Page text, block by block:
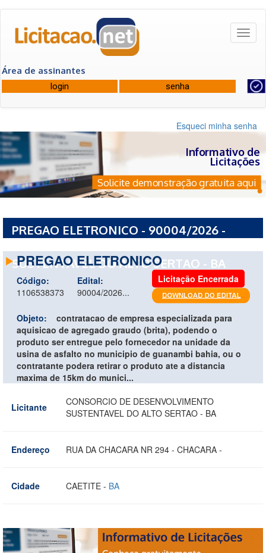
Área de assinantes
Esqueci minha senha
Informativo de
Licitações
Solicite demonstração gratuita aqui
PREGAO ELETRONICO - 90004/2026 -
SUSTENTAVEL DO ALTO SERTAO - BA
PREGAO ELETRONICO
Código:
1106538373
Edital:
90004/2026...
Licitação Encerrada
Objeto:
contratacao de empresa especializada para
aquisicao de agregado graudo (brita), podendo o
produto ser entregue pelo fornecedor na unidade da
usina de asfalto no municipio de guanambi bahia, ou o
contratante podera retirar o produto ate a distancia
maxima de 15km do munici...
Licitante
CONSORCIO DE DESENVOLVIMENTO
SUSTENTAVEL DO ALTO SERTAO - BA
Endereço RUA DA CHACARA NR 294 - CHACARA -
Cidade CAETITE - BA